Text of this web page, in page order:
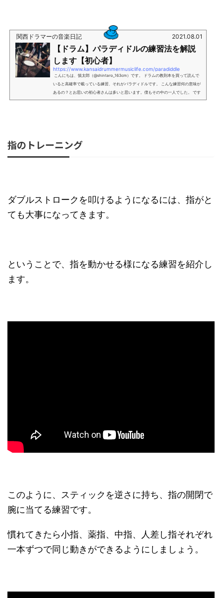
関西ドラマーの音楽日記 2021.08.01
【ドラム】パラディドルの練習法を解説
します【初心者】
https://www.kansaidrummermusiclife.com/paradiddle
こんにちは、慎太郎（@shintaro_163cm）です。 ドラムの教則本を買って読んで
いると高確率で載っている練習、それがパラディドルです。 こんな練習何の意味が
あるの？とお思いの初心者さんは多いと思います。僕もその中の一人でした。 です
が、後にかなり大切な練習だと実感し、今でも練習しておきたい内容だと思ってい
指のトレーニング
ダブルストロークを叩けるようになるには、指がと
ても大事になってきます。
ということで、指を動かせる様になる練習を紹介し
ます。
このように、スティックを逆さに持ち、指の開閉で
腕に当てる練習です。
慣れてきたら小指、薬指、中指、人差し指それぞれ
一本ずつで同じ動きができるようにしましょう。